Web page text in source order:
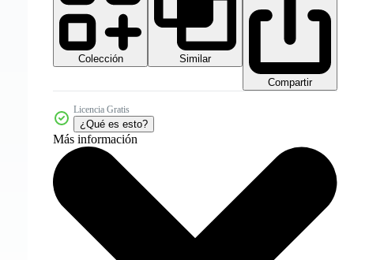
Colección
Similar
Compartir
Licencia Gratis
¿Qué es esto?
Más información